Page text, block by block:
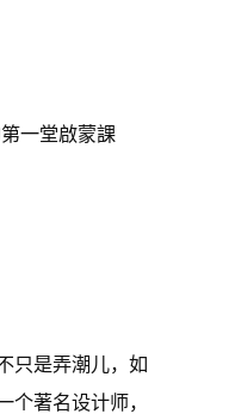
一堂啟蒙課
只是弄潮儿，如
个著名设计师，